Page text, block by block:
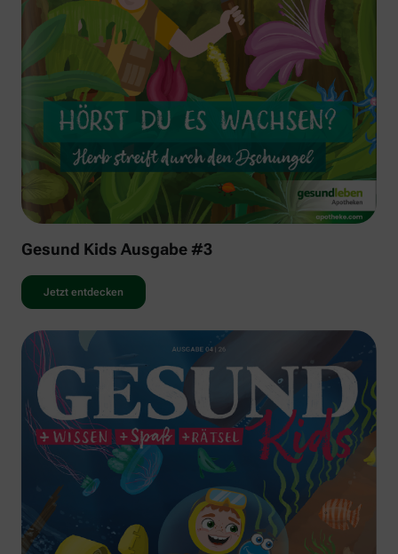
Gesund Kids Ausgabe #3
Jetzt entdecken